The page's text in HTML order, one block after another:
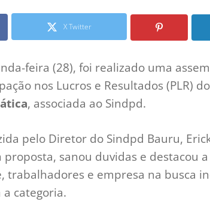
X Twitter
feira (28), foi realizado uma
nos Lucros e Resultados (PLR)
, associada ao Sindpd.
pelo Diretor do Sindpd Bauru,
sanou duvidas e destacou
trabalhadores e empresa na busca
categoria.